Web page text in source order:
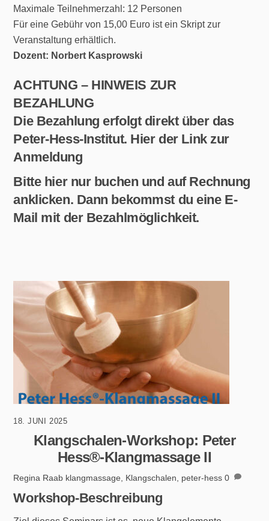
Maximale Teilnehmerzahl: 12 Personen
Für eine Gebühr von 15,00 Euro ist ein Skript zur
Veranstaltung erhältlich.
Dozent: Norbert Kasprowski
ACHTUNG – HINWEIS ZUR
BEZAHLUNG
Die Bezahlung erfolgt direkt über das
Peter-Hess-Institut. Hier der Link zur
Anmeldung
Bitte hier nur buchen und auf Rechnung
anklicken. Dann bekommst du eine E-
Mail mit der Bezahlmöglichkeit.
18. JUNI 2025
Klangschalen-Workshop: Peter
Hess®-Klangmassage II
Regina Raab klangmassage, Klangschalen, peter-hess 0
Workshop-Beschreibung